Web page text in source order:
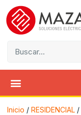
Inicio / RESIDENCIAL /